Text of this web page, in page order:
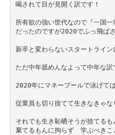
喝されて目が見開く訳です！
所有欲の強い世代なので『一国
だったのですが2020でふっ飛ば
新卒と変わらないスタートライン
ただ中年舐めんなよって中年な訳
2020年にマネープールで泳げて
従業員も切り捨てて生きなきゃな
それでも生き恥晒そうが捨てるも
棄てるもんに拘らず　学ぶべきこ